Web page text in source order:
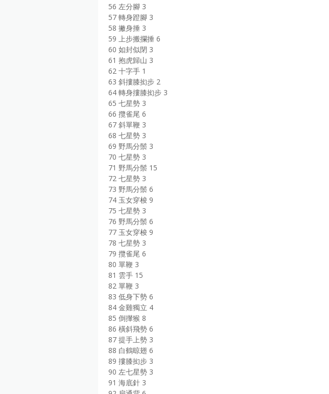
56 左分腳 3
57 轉身蹬腳 3
58 撇身捶 3
59 上步搬攔捶 6
60 如封似閉 3
61 抱虎歸山 3
62 十字手 1
63 斜摟膝抝步 2
64 轉身摟膝抝步 3
65 七星勢 3
66 攬雀尾 6
67 斜單鞭 3
68 七星勢 3
69 野馬分鬃 3
70 七星勢 3
71 野馬分鬃 15
72 七星勢 3
73 野馬分鬃 6
74 玉女穿梭 9
75 七星勢 3
76 野馬分鬃 6
77 玉女穿梭 9
78 七星勢 3
79 攬雀尾 6
80 單鞭 3
81 雲手 15
82 單鞭 3
83 低身下勢 6
84 金雞獨立 4
85 倒攆猴 8
86 橫斜飛勢 6
87 提手上勢 3
88 白鶴晾翅 6
89 摟膝抝步 3
90 左七星勢 3
91 海底針 3